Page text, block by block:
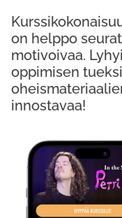
on helppo
motivoivaa.
oppimisen
innostavaa!